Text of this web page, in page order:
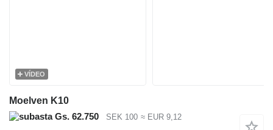
VÍDEO
Moelven K10
Gs. 62.750
SEK 100 ≈ EUR 9,12